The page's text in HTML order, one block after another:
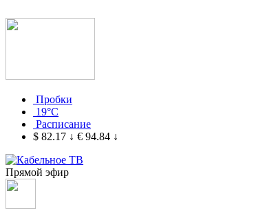
Пробки
19°C
Расписание
$ 82.17 ↓ € 94.84 ↓
Прямой эфир